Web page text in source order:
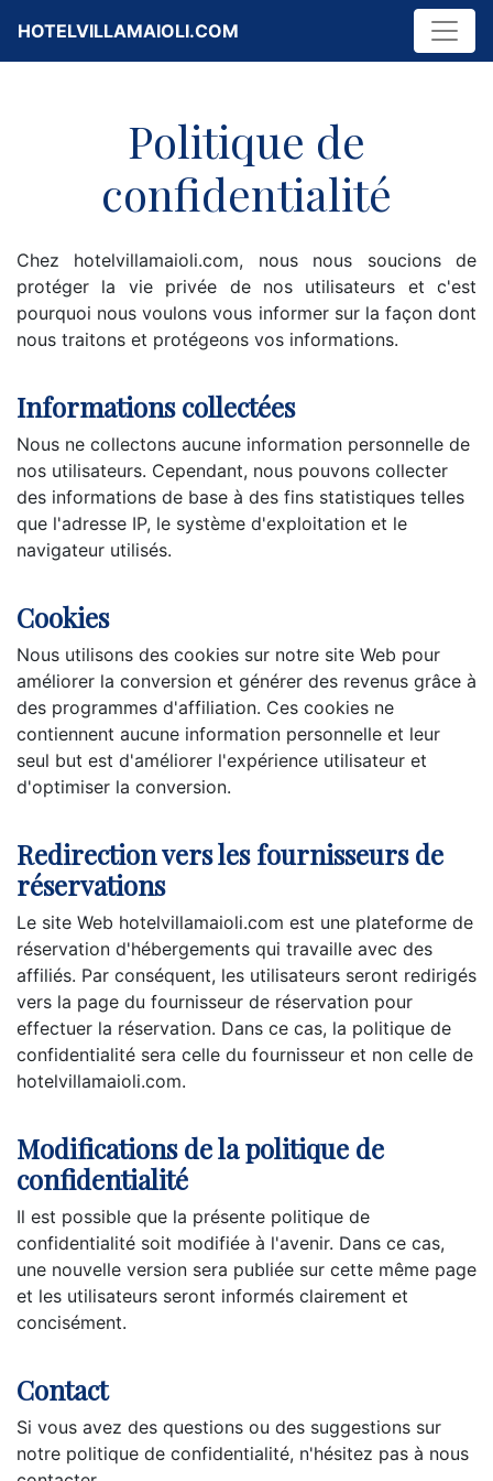
HOTELVILLAMAIOLI.COM
Politique de
confidentialité
Chez hotelvillamaioli.com, nous nous soucions de
protéger la vie privée de nos utilisateurs et c'est
pourquoi nous voulons vous informer sur la façon dont
nous traitons et protégeons vos informations.
Informations collectées
Nous ne collectons aucune information personnelle de
nos utilisateurs. Cependant, nous pouvons collecter
des informations de base à des fins statistiques telles
que l'adresse IP, le système d'exploitation et le
navigateur utilisés.
Cookies
Nous utilisons des cookies sur notre site Web pour
améliorer la conversion et générer des revenus grâce à
des programmes d'affiliation. Ces cookies ne
contiennent aucune information personnelle et leur
seul but est d'améliorer l'expérience utilisateur et
d'optimiser la conversion.
Redirection vers les fournisseurs de
réservations
Le site Web hotelvillamaioli.com est une plateforme de
réservation d'hébergements qui travaille avec des
affiliés. Par conséquent, les utilisateurs seront redirigés
vers la page du fournisseur de réservation pour
effectuer la réservation. Dans ce cas, la politique de
confidentialité sera celle du fournisseur et non celle de
hotelvillamaioli.com.
Modifications de la politique de
confidentialité
Il est possible que la présente politique de
confidentialité soit modifiée à l'avenir. Dans ce cas,
une nouvelle version sera publiée sur cette même page
et les utilisateurs seront informés clairement et
concisément.
Contact
Si vous avez des questions ou des suggestions sur
notre politique de confidentialité, n'hésitez pas à nous